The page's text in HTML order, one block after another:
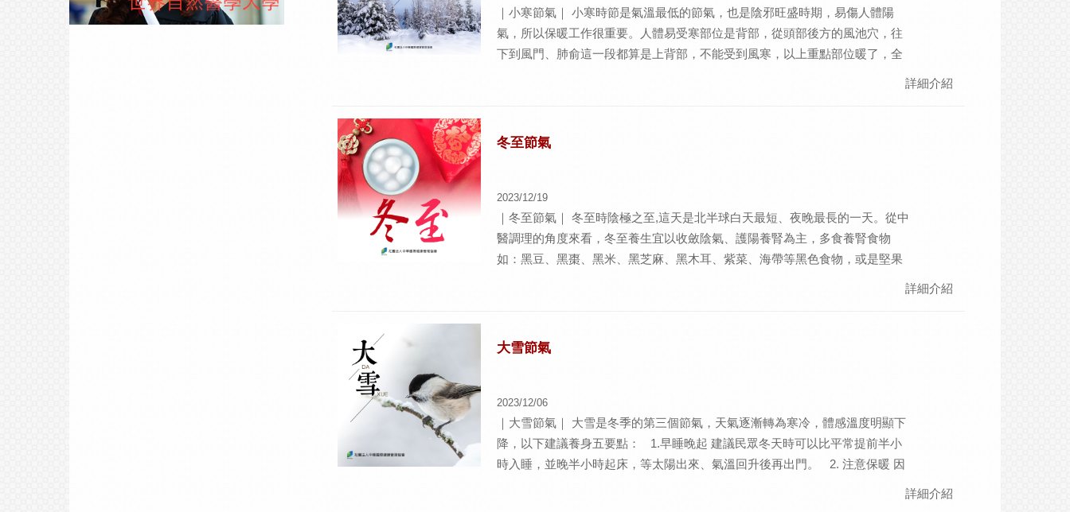
在大寒節氣易延生的情緒能量｜ 情緒小提醒-顧好睡眠、遠離壓力 冬季最後一
個節氣「大寒」，也是迎向黎明前的黑暗時刻,「壓力」是這個節氣主要的課
題。情緒上以肝、肺二氣協調為主，進入大寒時，睡眠時間會開始縮短，有些
容易傷本，或反覆無法治癒而成為慢性疾病。
｜小寒節氣｜ 小寒時節是氣溫最低的節氣，也是陰邪旺盛時期，易傷人體陽
氣，所以保暖工作很重要。人體易受寒部位是背部，從頭部後方的風池穴，往
下到風門、肺俞這一段都算是上背部，不能受到風寒，以上重點部位暖了，全
多冷,氣就多火、勿當悶燒鍋 小寒對應的生理體質是外寒内熱,也比較容易有生悶
己喜歡的社交模式經營人際關係。
詳細介紹
冬至節氣
2023/12/19
｜冬至節氣｜ 冬至時陰極之至,這天是北半球白天最短、夜晚最長的一天。從中
醫調理的角度來看，冬至養生宜以收斂陰氣、護陽養腎為主，多食養腎食物
如：黑豆、黑棗、黑米、黑芝麻、黑木耳、紫菜、海帶等黑色食物，或是堅果
量｜ 情緒小提醒-避免為了要排解一時情緒而上癮的事物 冬至節氣酷寒，要注
眠所苦，多夢且易驚醒，日常生活也容易惴惴不安，除了需要有人陪伴以外，
也容易在物質需求上代償內心的不安全感。
詳細介紹
大雪節氣
2023/12/06
｜大雪節氣｜ 大雪是冬季的第三個節氣，天氣逐漸轉為寒冷，體感溫度明顯下
降，以下建議養身五要點： 1.早睡晚起 建議民眾冬天時可以比平常提前半小
時入睡，並晚半小時起床，等太陽出來、氣溫回升後再出門。 2. 注意保暖 因
詳細介紹